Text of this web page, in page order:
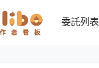
委託列表